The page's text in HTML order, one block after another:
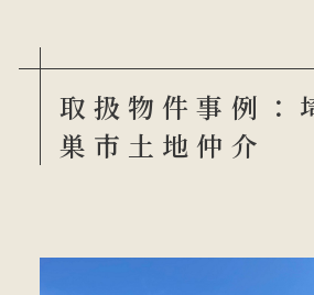
取扱物件事例：
巣市土地仲介